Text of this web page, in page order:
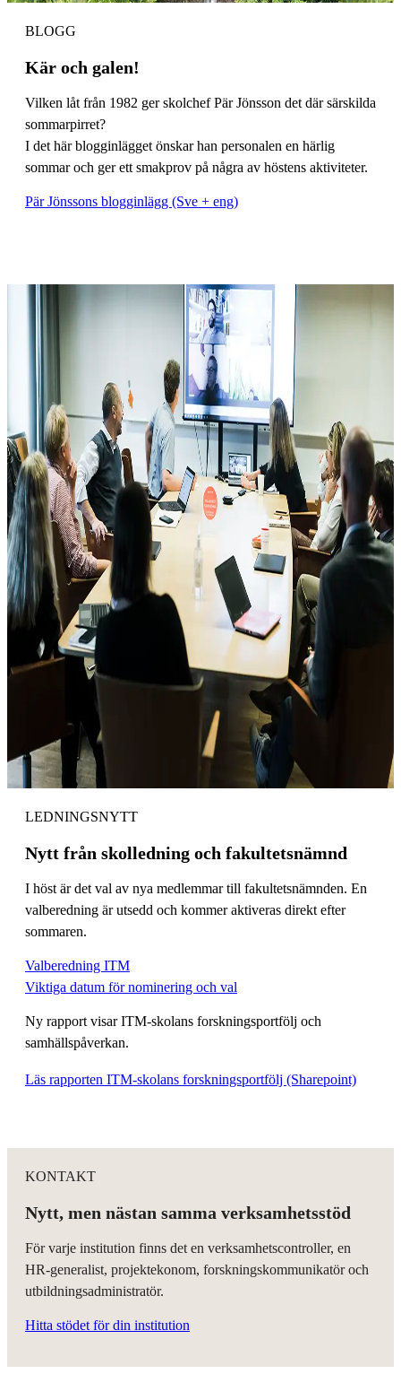
BLOGG
Kär och galen!
Vilken låt från 1982 ger skolchef Pär Jönsson det där särskilda
sommarpirret?
I det här blogginlägget önskar han personalen en härlig
sommar och ger ett smakprov på några av höstens aktiviteter.
Pär Jönssons blogginlägg (Sve + eng)
LEDNINGSNYTT
Nytt från skolledning och fakultetsnämnd
I höst är det val av nya medlemmar till fakultetsnämnden. En
valberedning är utsedd och kommer aktiveras direkt efter
sommaren.
Valberedning ITM
Viktiga datum för nominering och val
Ny rapport visar ITM-skolans forskningsportfölj och
samhällspåverkan.
Läs rapporten ITM-skolans forskningsportfölj (Sharepoint)
KONTAKT
Nytt, men nästan samma verksamhetsstöd
För varje institution finns det en verksamhetscontroller, en
HR-generalist, projektekonom, forskningskommunikatör och
utbildningsadministratör.
Hitta stödet för din institution